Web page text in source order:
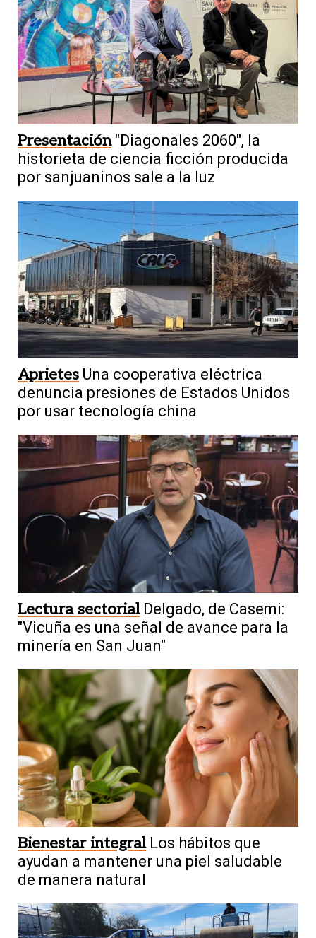
Presentación "Diagonales 2060", la
historieta de ciencia ficción producida
por sanjuaninos sale a la luz
Aprietes Una cooperativa eléctrica
denuncia presiones de Estados Unidos
por usar tecnología china
Lectura sectorial Delgado, de Casemi:
"Vicuña es una señal de avance para la
minería en San Juan"
Bienestar integral Los hábitos que
ayudan a mantener una piel saludable
de manera natural